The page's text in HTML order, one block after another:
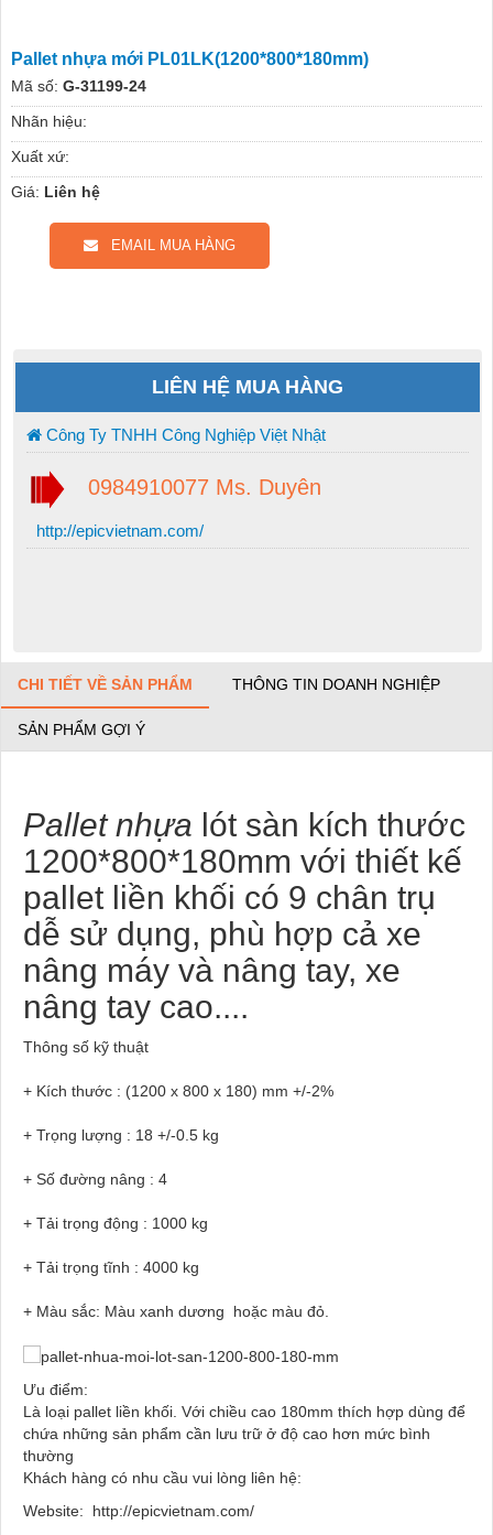
Pallet nhựa mới PL01LK(1200*800*180mm)
Mã số: G-31199-24
Nhãn hiệu:
Xuất xứ:
Giá: Liên hệ
EMAIL MUA HÀNG
LIÊN HỆ MUA HÀNG
Công Ty TNHH Công Nghiệp Việt Nhật
0984910077 Ms. Duyên
http://epicvietnam.com/
CHI TIẾT VỀ SẢN PHẨM THÔNG TIN DOANH NGHIỆP
SẢN PHẨM GỢI Ý
Pallet nhựa lót sàn kích thước
1200*800*180mm với thiết kế
pallet liền khối có 9 chân trụ
dễ sử dụng, phù hợp cả xe
nâng máy và nâng tay, xe
nâng tay cao....
Thông số kỹ thuật
+ Kích thước : (1200 x 800 x 180) mm +/-2%
+ Trọng lượng : 18 +/-0.5 kg
+ Số đường nâng : 4
+ Tải trọng động : 1000 kg
+ Tải trọng tĩnh : 4000 kg
+ Màu sắc: Màu xanh dương hoặc màu đỏ.
Ưu điểm:
Là loại pallet liền khối. Với chiều cao 180mm thích hợp dùng để
chứa những sản phẩm cần lưu trữ ở độ cao hơn mức bình
thường
Khách hàng có nhu cầu vui lòng liên hệ:
Website: http://epicvietnam.com/